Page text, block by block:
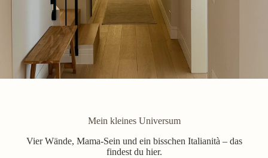
Mein kleines Universum
Vier Wände, Mama-Sein und ein bisschen Italianità – das
findest du hier.